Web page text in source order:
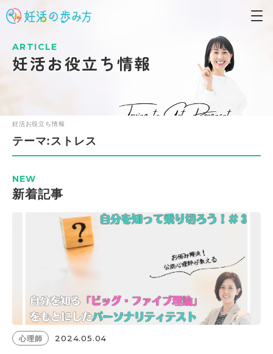
妊活お役立ち情報
ARTICLE
妊活お役立ち情報
テーマ:ストレス
NEW
新着記事
心理師 2024.05.04